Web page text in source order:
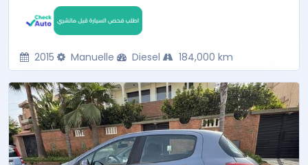
2015 Manuelle Diesel 184,000 km